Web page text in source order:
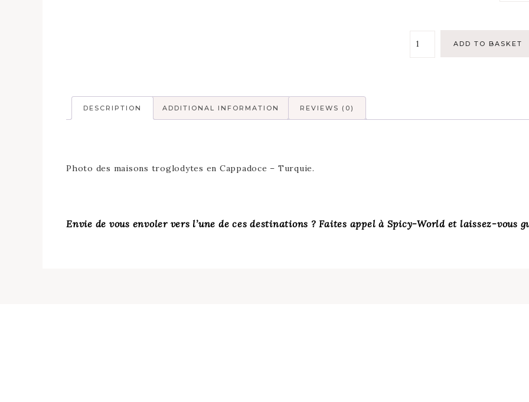
ADD TO BASKET
DESCRIPTION ADDITIONAL INFORMATION REVIEWS (0)
Photo des maisons troglodytes en Cappadoce – Turquie.
Envie de vous envoler vers l’une de ces destinations ? Faites appel à Spicy-World et laissez-vous